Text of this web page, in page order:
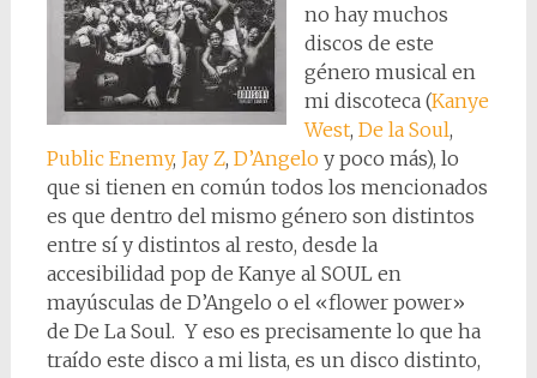
no hay muchos
discos de este
género musical en
mi discoteca (Kanye
West, De la Soul,
Public Enemy, Jay Z, D’Angeloy poco más), lo
que si tienen en común todos los mencionados
es que dentro del mismo género son distintos
entre sí y distintos al resto, desde la
accesibilidad pop de Kanye al SOUL en
mayúsculas de D’Angelo o el «flower power»
de De La Soul. Y eso es precisamente lo que ha
traído este disco a mi lista, es un disco distinto,